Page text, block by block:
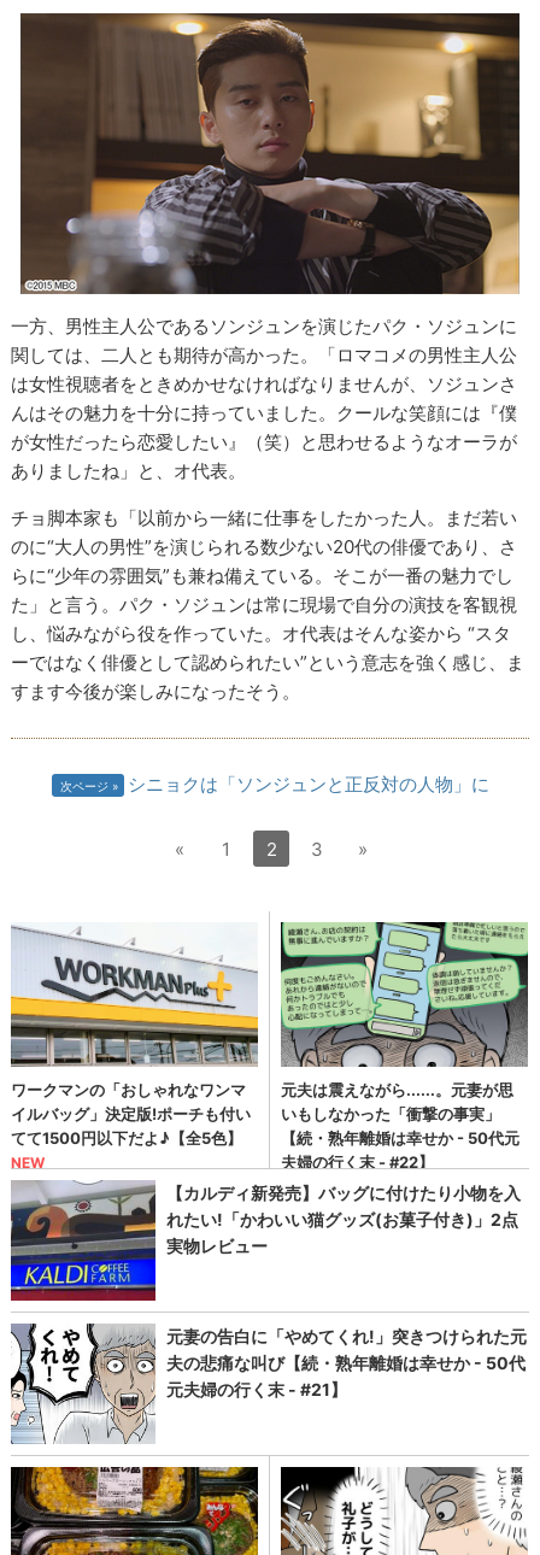
一方、男性主人公であるソンジュンを演じたパク・ソジュンに
関しては、二人とも期待が高かった。「ロマコメの男性主人公
は女性視聴者をときめかせなければなりませんが、ソジュンさ
んはその魅力を十分に持っていました。クールな笑顔には『僕
が女性だったら恋愛したい』（笑）と思わせるようなオーラが
ありましたね」と、オ代表。
チョ脚本家も「以前から一緒に仕事をしたかった人。まだ若い
のに“大人の男性”を演じられる数少ない20代の俳優であり、さ
らに“少年の雰囲気”も兼ね備えている。そこが一番の魅力でし
た」と言う。パク・ソジュンは常に現場で自分の演技を客観視
し、悩みながら役を作っていた。オ代表はそんな姿から “スタ
ーではなく俳優として認められたい”という意志を強く感じ、ま
すます今後が楽しみになったそう。
次ページ シニョクは「ソンジュンと正反対の人物」に
« 1 2 3 »